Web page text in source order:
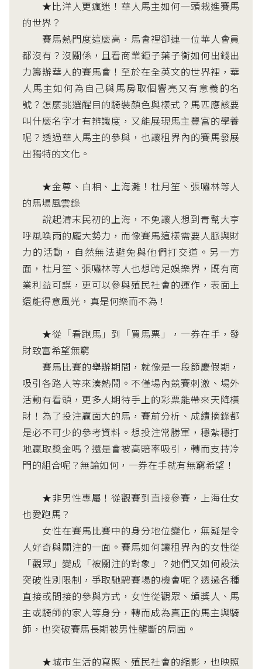
★比洋人更瘋迷！華人馬主如何一頭栽進賽馬
的世界？
賽馬熱門度這麼高，馬會裡卻連一位華人會員
都沒有？沒關係，且看商業鉅子葉子衡如何出錢出
力籌辦華人的賽馬會！至於在全英文的世界裡，華
人馬主如何為自己與馬房取個響亮又有意義的名
號？怎麼挑選醒目的騎裝顏色與樣式？馬匹應該要
叫什麼名字才有辨識度，又能展現馬主豐富的學養
呢？透過華人馬主的參與，也讓租界內的賽馬發展
出獨特的文化。
★金尊、白相、上海灘！杜月笙、張嘯林等人
的馬場風雲錄
說起清末民初的上海，不免讓人想到青幫大亨
呼風喚雨的龐大勢力，而像賽馬這樣需要人脈與財
力的活動，自然無法避免與他們打交道。另一方
面，杜月笙、張嘯林等人也想跨足娛樂界，既有商
業利益可謀，更可以參與殖民社會的運作，表面上
還能得意風光，真是何樂而不為！
★從「看跑馬」到「買馬票」，一券在手，發
財致富希望無窮
賽馬比賽的舉辦期間，就像是一段節慶假期，
吸引各路人等來湊熱鬧。不僅場內競賽刺激、場外
活動有看頭，更多人期待手上的彩票能帶來天降橫
財！為了投注贏面大的馬，賽前分析、成績摘錄都
是必不可少的參考資料。想投注常勝軍，穩紮穩打
地贏取獎金嗎？還是會被高賠率吸引，轉而支持冷
門的組合呢？無論如何，一券在手就有無窮希望！
★非男性專屬！從觀賽到直接參賽，上海仕女
也愛跑馬？
女性在賽馬比賽中的身分地位變化，無疑是令
人好奇與關注的一面。賽馬如何讓租界內的女性從
「觀眾」變成「被關注的對象」？她們又如何設法
突破性別限制，爭取馳騁賽場的機會呢？透過各種
直接或間接的參與方式，女性從觀眾、頒獎人、馬
主或騎師的家人等身分，轉而成為真正的馬主與騎
師，也突破賽馬長期被男性壟斷的局面。
★城市生活的寫照、殖民社會的縮影，也映照